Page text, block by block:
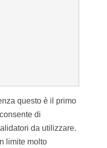
questo è il primo
di
da utilizzare.
limite molto